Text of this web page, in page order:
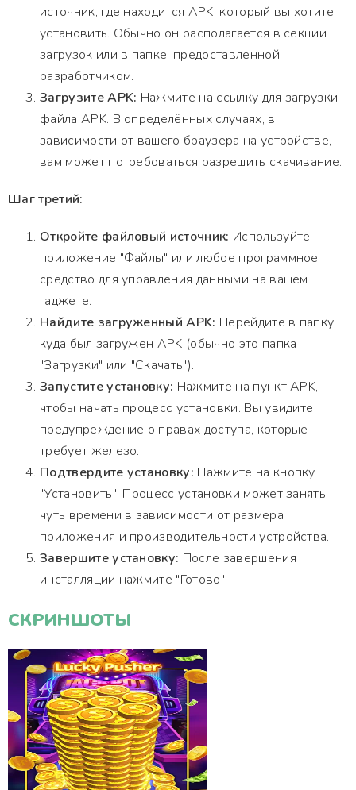
источник, где находится APK, который вы хотите
установить. Обычно он располагается в секции
загрузок или в папке, предоставленной
разработчиком.
Загрузите APK: Нажмите на ссылку для загрузки
файла APK. В определённых случаях, в
зависимости от вашего браузера на устройстве,
вам может потребоваться разрешить скачивание.
Шаг третий:
Откройте файловый источник: Используйте
приложение "Файлы" или любое программное
средство для управления данными на вашем
гаджете.
Найдите загруженный APK: Перейдите в папку,
куда был загружен APK (обычно это папка
"Загрузки" или "Скачать").
Запустите установку: Нажмите на пункт APK,
чтобы начать процесс установки. Вы увидите
предупреждение о правах доступа, которые
требует железо.
Подтвердите установку: Нажмите на кнопку
"Установить". Процесс установки может занять
чуть времени в зависимости от размера
приложения и производительности устройства.
Завершите установку: После завершения
инсталляции нажмите "Готово".
СКРИНШОТЫ